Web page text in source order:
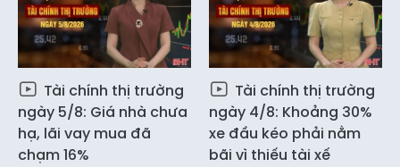
Tài chính thị trường
ngày 5/8: Giá nhà chưa
hạ, lãi vay mua đã
chạm 16%
Tài chính thị trường
ngày 4/8: Khoảng 30%
xe đầu kéo phải nằm
bãi vì thiếu tài xế